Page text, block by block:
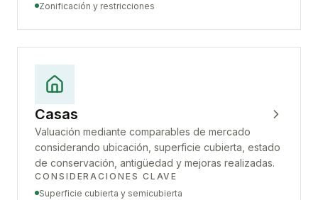
Zonificación y restricciones
Casas
Valuación mediante comparables de mercado
considerando ubicación, superficie cubierta, estado
de conservación, antigüedad y mejoras realizadas.
CONSIDERACIONES CLAVE
Superficie cubierta y semicubierta